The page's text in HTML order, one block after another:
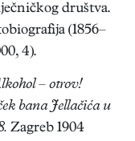
društva.
(1856–
4).
– otrov!
bana Jellačića u
Zagreb 1904